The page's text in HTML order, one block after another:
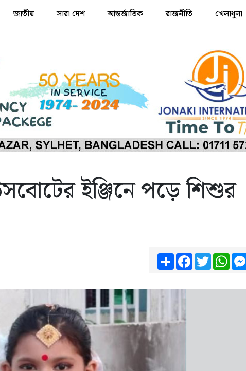
জাতীয় সারা দেশ আন্তর্জাতিক রাজনীতি খেলাধুলা
ইঞ্জিনে পড়ে শিশুর
ShareFacebook
Twitter